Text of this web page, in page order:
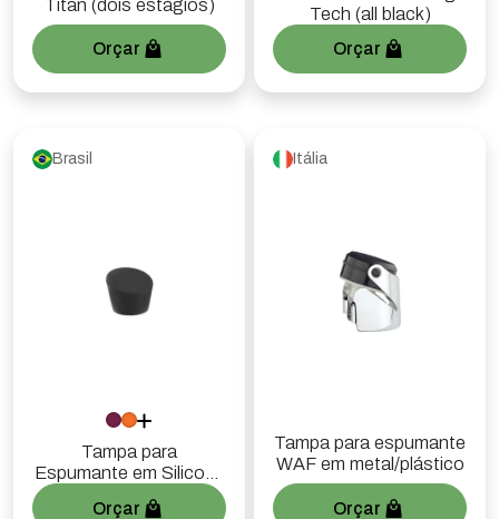
Titan (dois estágios)
Orçar
Tech (all black)
Orçar
Brasil
Tampa para
Espumante em Silicone
Orçar
Itália
Tampa para espumante
WAF em metal/plástico
Orçar